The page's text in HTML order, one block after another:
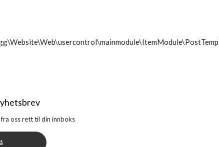
oss rett til din innboks